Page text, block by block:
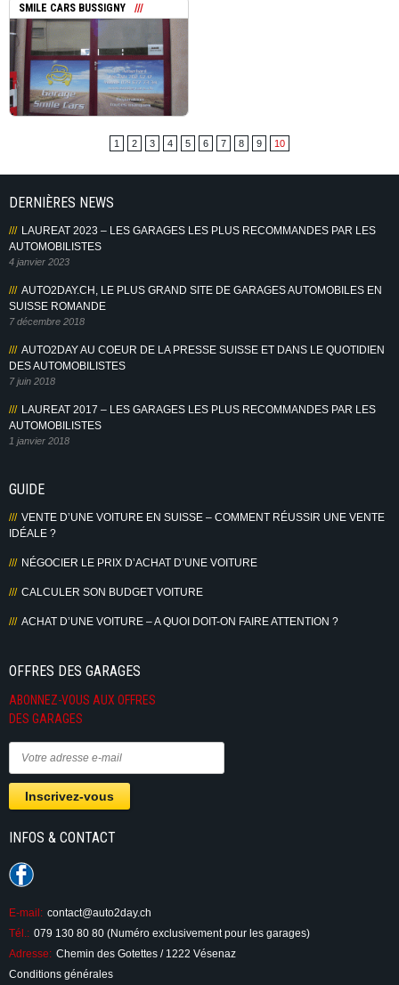
SMILE CARS BUSSIGNY
1 2 3 4 5 6 7 8 9 10
DERNIÈRES NEWS
LAUREAT 2023 – LES GARAGES LES PLUS RECOMMANDES PAR LES
AUTOMOBILISTES
4 janvier 2023
AUTO2DAY.CH, LE PLUS GRAND SITE DE GARAGES AUTOMOBILES EN
SUISSE ROMANDE
7 décembre 2018
AUTO2DAY AU COEUR DE LA PRESSE SUISSE ET DANS LE QUOTIDIEN
DES AUTOMOBILISTES
7 juin 2018
LAUREAT 2017 – LES GARAGES LES PLUS RECOMMANDES PAR LES
AUTOMOBILISTES
1 janvier 2018
GUIDE
VENTE D’UNE VOITURE EN SUISSE – COMMENT RÉUSSIR UNE VENTE
IDÉALE ?
NÉGOCIER LE PRIX D’ACHAT D’UNE VOITURE
CALCULER SON BUDGET VOITURE
ACHAT D’UNE VOITURE – A QUOI DOIT-ON FAIRE ATTENTION ?
OFFRES DES GARAGES
ABONNEZ-VOUS AUX OFFRES
DES GARAGES
INFOS & CONTACT
E-mail: contact@auto2day.ch
Tél.: 079 130 80 80 (Numéro exclusivement pour les garages)
Adresse: Chemin des Gotettes / 1222 Vésenaz
Conditions générales